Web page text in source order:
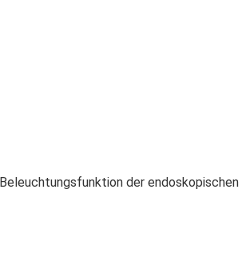
der endoskopischen